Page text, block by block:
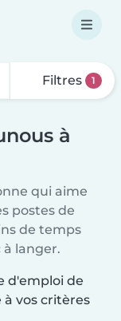
Filtres 1
à
qui aime
postes de
de temps
langer.
d'emploi de
vos critères